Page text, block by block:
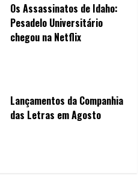
Os Assassinatos de Idaho:
Pesadelo Universitário
chegou na Netflix
Lançamentos da Companhia
das Letras em Agosto